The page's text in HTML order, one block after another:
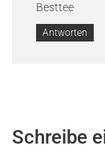
Besttee
Antworten
Schreibe